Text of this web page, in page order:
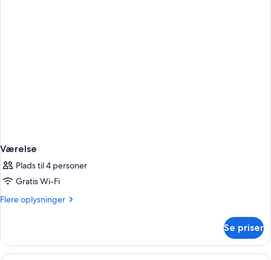
Værelse
Plads til 4 personer
Gratis Wi-Fi
Flere oplysninger
Flere
Se priser